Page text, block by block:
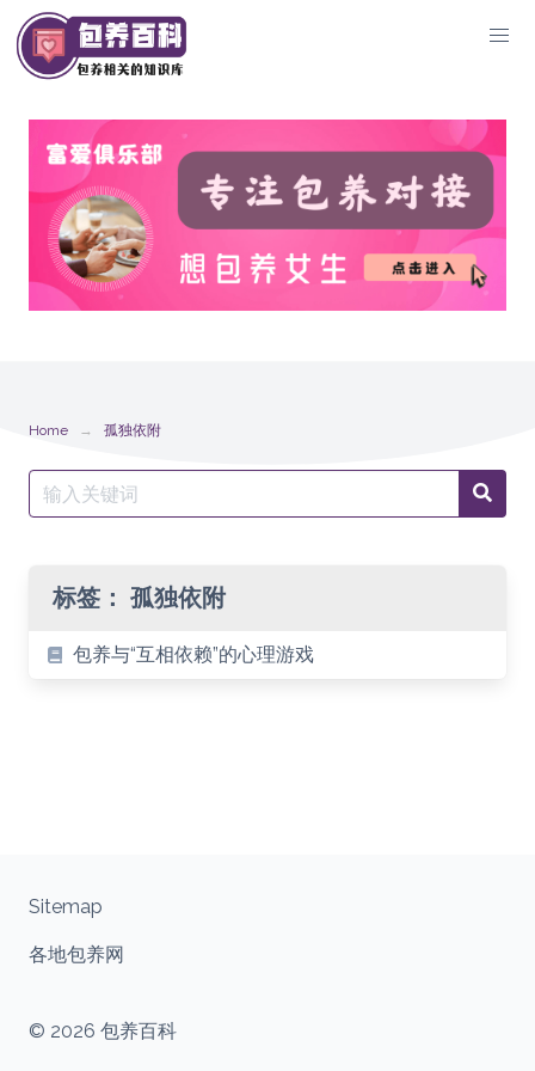
Skip
to
content
Home 孤独依附
Search
for:
标签： 孤独依附
包养与“互相依赖”的心理游戏
© 2026 包养百科
Sitemap
各地包养网